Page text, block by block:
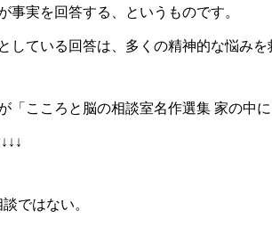
事実を回答する、というものです。
している回答は、多くの精神的な悩みを
「こころと脳の相談室名作選集 家の中
ではない。